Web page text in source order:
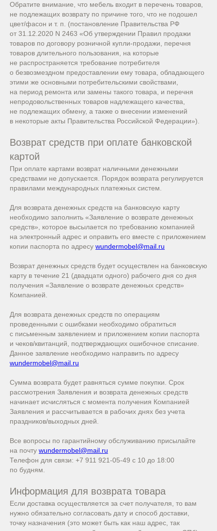
Обратите внимание, что мебель входит в перечень товаров,
не подлежащих возврату по причине того, что не подошел
цвет/фасон и т. п. (постановление Правительства РФ
от 31.12.2020 N 2463 «Об утверждении Правил продажи
товаров по договору розничной купли-продажи, перечня
товаров длительного пользования, на которые
не распространяется требование потребителя
о безвозмездном предоставлении ему товара, обладающего
этими же основными потребительскими свойствами,
на период ремонта или замены такого товара, и перечня
непродовольственных товаров надлежащего качества,
не подлежащих обмену, а также о внесении изменений
в некоторые акты Правительства Российской Федерации»).
Возврат средств при оплате банковской
картой
При оплате картами возврат наличными денежными
средствами не допускается. Порядок возврата регулируется
правилами международных платежных систем.
Для возврата денежных средств на банковскую карту
необходимо заполнить «Заявление о возврате денежных
средств», которое высылается по требованию компанией
на электронный адрес и оправить его вместе с приложением
копии паспорта по адресу wundermobel@mail.ru
Возврат денежных средств будет осуществлен на банковскую
карту в течение 21 (двадцати одного) рабочего дня со дня
получения «Заявление о возврате денежных средств»
Компанией.
Для возврата денежных средств по операциям
проведенными с ошибками необходимо обратиться
с письменным заявлением и приложением копии паспорта
и чеков/квитанций, подтверждающих ошибочное списание.
Данное заявление необходимо направить по адресу
wundermobel@mail.ru
Сумма возврата будет равняться сумме покупки. Срок
рассмотрения Заявления и возврата денежных средств
начинает исчисляться с момента получения Компанией
Заявления и рассчитывается в рабочих днях без учета
праздников/выходных дней.
Все вопросы по гарантийному обслуживанию присылайте
на почту wundermobel@mail.ru
Телефон для связи: +7 911 921-05-49 с 10 до 18:00
по будням.
Информация для возврата товара
Если доставка осуществляется за счет получателя, то вам
нужно обязательно согласовать дату и способ доставки,
точку назначения (это может быть как наш адрес, так